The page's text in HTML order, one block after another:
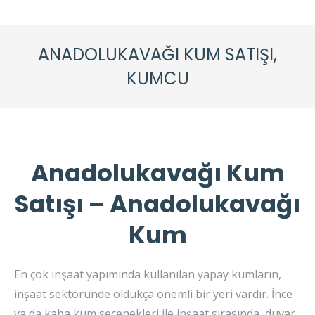
ANADOLUKAVAĞI KUM SATIŞI,
KUMCU
Anadolukavağı Kum
Satışı – Anadolukavağı
Kum
En çok inşaat yapımında kullanılan yapay kumların,
inşaat sektöründe oldukça önemli bir yeri vardır. İnce